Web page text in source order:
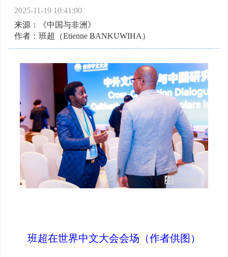
2025-11-19 10:41:00
来源：《中国与非洲》
作者：班超（Etienne BANKUWIHA）
班超在世界中文大会会场（作者供图）